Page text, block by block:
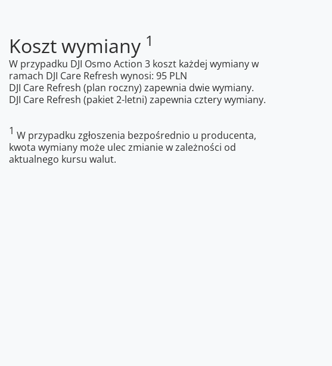
Koszt wymiany 1
W przypadku DJI Osmo Action 3 koszt każdej wymiany w
ramach DJI Care Refresh wynosi: 95 PLN
DJI Care Refresh (plan roczny) zapewnia dwie wymiany.
DJI Care Refresh (pakiet 2-letni) zapewnia cztery wymiany.
1 W przypadku zgłoszenia bezpośrednio u producenta,
kwota wymiany może ulec zmianie w zależności od
aktualnego kursu walut.